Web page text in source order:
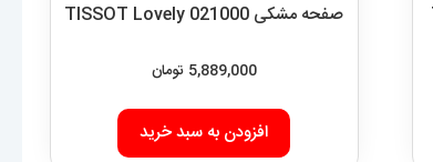
صفحه مشکی 021000 TISSOT Lovely
5,889,000 تومان
افزودن به سبد خرید